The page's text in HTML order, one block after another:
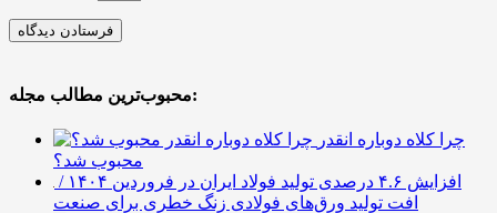
محبوب‌ترین مطالب مجله:
چرا کلاه دوباره انقدر
محبوب شد؟
افزایش ۴.۶ درصدی تولید فولاد ایران در فروردین ۱۴۰۴ /
افت تولید ورق‌های فولادی زنگ خطری برای صنعت